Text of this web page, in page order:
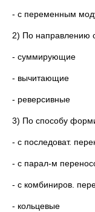
- с переменным
2) По направлению
- суммирующие
- вычитающие
- реверсивные
3) По способу
- с последоват.
- с парал-м
- с комбиниров.
- кольцевые